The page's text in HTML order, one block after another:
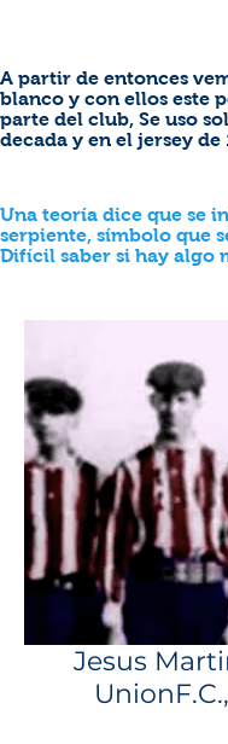
Una teoría dice que se
serpiente, símbolo que
Difícil saber si hay algo
A partir de entonces
blanco y con ellos este
parte del club, Se uso
decada y en el jersey de
Jesus